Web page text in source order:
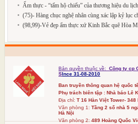
Ẩm thực - “tấm hộ chiếu” của thương hiệu du
(75)- Hàng chục nghệ nhân cùng xác lập kỷ lục
(98,99)-Vẻ đẹp ẩm thực xứ Kinh Bắc quê Hòa
Bản quyền thuộc về:
Công ty cp
SInce 31-08-2010
Ban truyền thông quan hệ quốc
Phụ trách biên tập : Nhà báo Lê
Địa chỉ: T 16 Hàn Việt Tower-
Văn phòng 1:Tầng 2 số nhà 5
Hà Nội
Văn phòng 2:489 Hoàng Quốc